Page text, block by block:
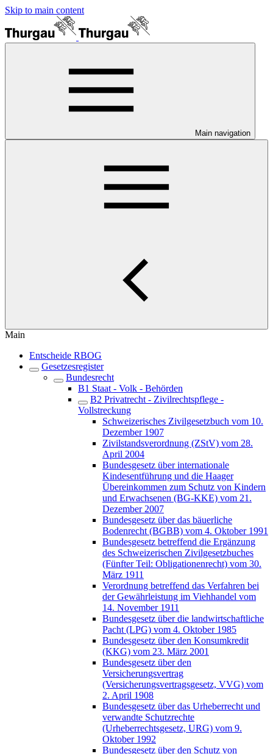
Skip to main content
Main navigation
Main
Entscheide RBOG
Gesetzesregister
Bundesrecht
B1 Staat - Volk - Behörden
B2 Privatrecht - Zivilrechtspflege -
Vollstreckung
Schweizerisches Zivilgesetzbuch vom 10.
Dezember 1907
Zivilstandsverordnung (ZStV) vom 28.
April 2004
Bundesgesetz über internationale
Kindesentführung und die Haager
Übereinkommen zum Schutz von Kindern
und Erwachsenen (BG-KKE) vom 21.
Dezember 2007
Bundesgesetz über das bäuerliche
Bodenrecht (BGBB) vom 4. Oktober 1991
Bundesgesetz betreffend die Ergänzung
des Schweizerischen Zivilgesetzbuches
(Fünfter Teil: Obligationenrecht) vom 30.
März 1911
Verordnung betreffend das Verfahren bei
der Gewährleistung im Viehhandel vom
14. November 1911
Bundesgesetz über die landwirtschaftliche
Pacht (LPG) vom 4. Oktober 1985
Bundesgesetz über den Konsumkredit
(KKG) vom 23. März 2001
Bundesgesetz über den
Versicherungsvertrag
(Versicherungsvertragsgesetz, VVG) vom
2. April 1908
Bundesgesetz über das Urheberrecht und
verwandte Schutzrechte
(Urheberrechtsgesetz, URG) vom 9.
Oktober 1992
Bundesgesetz über den Schutz von